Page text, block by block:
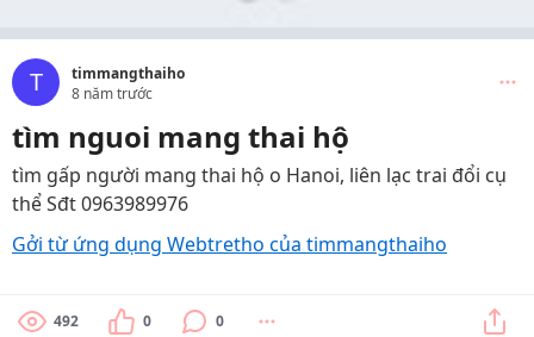
T
timmangthaiho
8 năm trước
tìm nguoi mang thai hộ
tìm gấp người mang thai hộ o Hanoi, liên lạc trai đổi cụ
thể Sđt 0963989976
Gởi từ ứng dụng Webtretho của timmangthaiho
492 0 0